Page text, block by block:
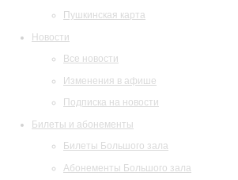
Пушкинская карта
Новости
Все новости
Изменения в афише
Подписка на новости
Билеты и абонементы
Билеты Большого зала
Абонементы Большого зала